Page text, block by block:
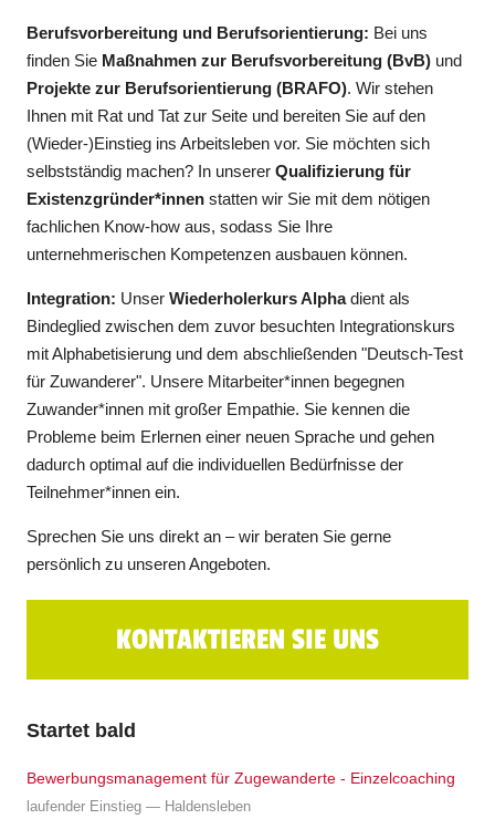
Berufsvorbereitung und Berufsorientierung: Bei uns
finden Sie Maßnahmen zur Berufsvorbereitung (BvB) und
Projekte zur Berufsorientierung (BRAFO). Wir stehen
Ihnen mit Rat und Tat zur Seite und bereiten Sie auf den
(Wieder-)Einstieg ins Arbeitsleben vor. Sie möchten sich
selbstständig machen? In unsererQualifizierung für
Existenzgründer*innen statten wir Sie mit dem nötigen
fachlichen Know-how aus, sodass Sie Ihre
unternehmerischen Kompetenzen ausbauen können.
Integration: UnserWiederholerkurs Alphadient als
Bindeglied zwischen dem zuvor besuchten Integrationskurs
mit Alphabetisierung und dem abschließenden "Deutsch-Test
für Zuwanderer". Unsere Mitarbeiter*innen begegnen
Zuwander*innen mit großer Empathie. Sie kennen die
Probleme beim Erlernen einer neuen Sprache und gehen
dadurch optimal auf die individuellen Bedürfnisse der
Teilnehmer*innen ein.
Sprechen Sie uns direkt an – wir beraten Sie gerne
persönlich zu unseren Angeboten.
KONTAKTIEREN SIE UNS
Startet bald
Bewerbungsmanagement für Zugewanderte - Einzelcoaching
laufender Einstieg — Haldensleben